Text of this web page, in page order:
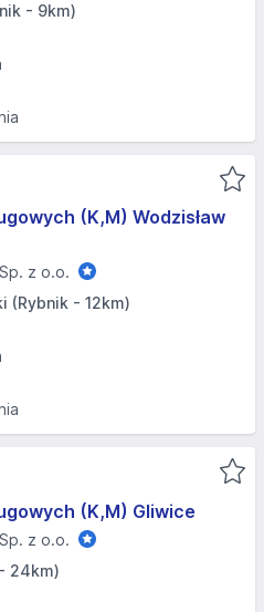
- 9km)
(K,M) Wodzisław
z o.o.
(Rybnik - 12km)
(K,M) Gliwice
z o.o.
24km)